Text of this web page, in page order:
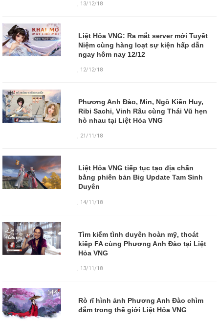
, 13/12/18
Liệt Hỏa VNG: Ra mắt server mới Tuyết
Niệm cùng hàng loạt sự kiện hấp dẫn
ngay hôm nay 12/12
, 12/12/18
Phương Anh Đào, Min, Ngô Kiến Huy,
Ribi Sachi, Vinh Râu cùng Thái Vũ hẹn
hò nhau tại Liệt Hỏa VNG
, 21/11/18
Liệt Hỏa VNG tiếp tục tạo địa chấn
bằng phiên bản Big Update Tam Sinh
Duyên
14/11/18
Tìm kiếm tình duyên hoàn mỹ, thoát
kiếp FA cùng Phương Anh Đào tại Liệt
Hỏa VNG
, 13/11/18
Rò rĩ hình ảnh Phương Anh Đào chìm
đắm trong thế giới Liệt Hỏa VNG